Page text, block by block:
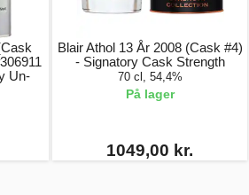
Un-
Blair Athol 13 År 2008 (Cask #4)
- Signatory Cask Strength
70 cl, 54,4%
På lager
1049,00 kr.